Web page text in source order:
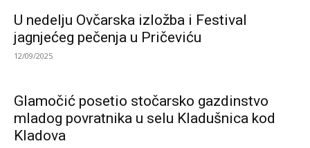
U nedelju Ovčarska izložba i Festival
jagnjećeg pečenja u Pričeviću
12/09/2025
Glamočić posetio stočarsko gazdinstvo
mladog povratnika u selu Kladušnica kod
Kladova